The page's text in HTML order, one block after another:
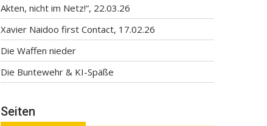
Akten, nicht im Netz!“, 22.03.26
Xavier Naidoo first Contact, 17.02.26
Die Waffen nieder
Die Buntewehr & KI-Späße
Seiten